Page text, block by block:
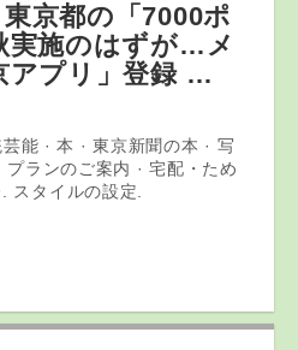
京都の「7000ポ
実施のはずが…メ
アプリ 」登録 …
能 · 本 · 東京新聞の本 · 写
ランのご案内 · 宅配・ため
スタイルの設定.